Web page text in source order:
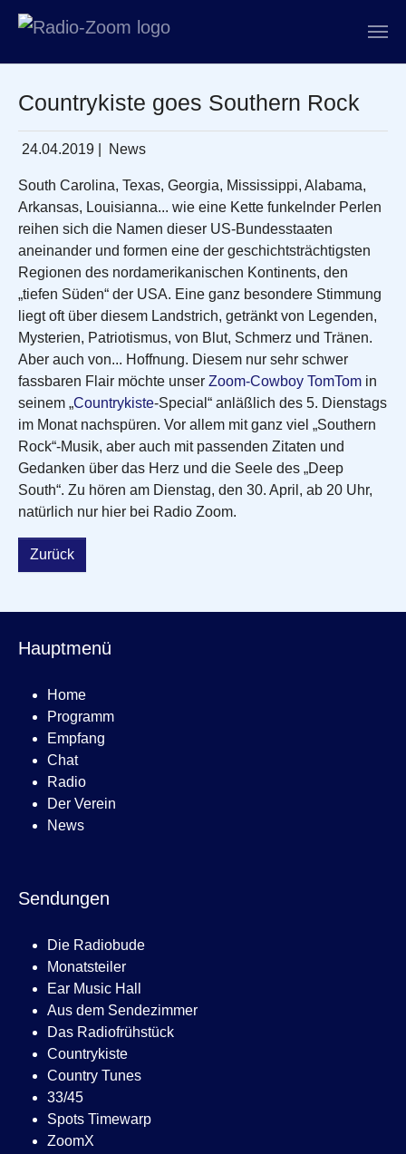
Countrykiste goes Southern Rock
24.04.2019 News
South Carolina, Texas, Georgia, Mississippi, Alabama,
Arkansas, Louisianna... wie eine Kette funkelnder Perlen
reihen sich die Namen dieser US-Bundesstaaten
aneinander und formen eine der geschichtsträchtigsten
Regionen des nordamerikanischen Kontinents, den
„tiefen Süden“ der USA. Eine ganz besondere Stimmung
liegt oft über diesem Landstrich, getränkt von Legenden,
Mysterien, Patriotismus, von Blut, Schmerz und Tränen.
Aber auch von... Hoffnung. Diesem nur sehr schwer
fassbaren Flair möchte unser Zoom-Cowboy TomTom in
seinem „Countrykiste-Special“ anläßlich des 5. Dienstags
im Monat nachspüren. Vor allem mit ganz viel „Southern
Rock“-Musik, aber auch mit passenden Zitaten und
Gedanken über das Herz und die Seele des „Deep
South“. Zu hören am Dienstag, den 30. April, ab 20 Uhr,
natürlich nur hier bei Radio Zoom.
Zurück
Hauptmenü
Home
Programm
Empfang
Chat
Radio
Der Verein
News
Sendungen
Die Radiobude
Monatsteiler
Ear Music Hall
Aus dem Sendezimmer
Das Radiofrühstück
Countrykiste
Country Tunes
33/45
Spots Timewarp
ZoomX